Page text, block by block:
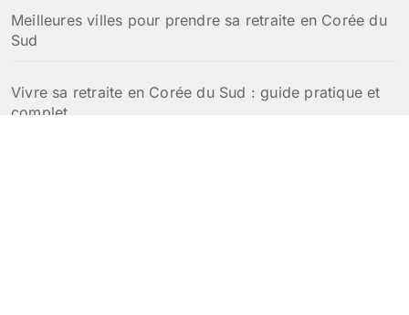
Meilleures villes pour prendre sa retraite en Corée du
Sud
Vivre sa retraite en Corée du Sud : guide pratique et
complet